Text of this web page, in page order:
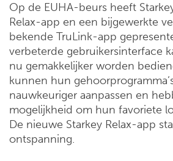
Op de EUHA-beurs heeft
Relax-app en een bijgewerkte
bekende TruLink-app
verbeterde gebruikersinterface
nu gemakkelijker worden
kunnen hun
nauwkeuriger aanpassen en
mogelijkheid om hun favoriete
De nieuwe Starkey Relax-app
ontspanning.